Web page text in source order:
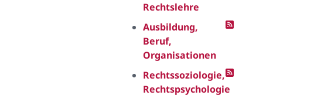
Rechtslehre
Ausbildung,
Beruf,
Organisationen
Rechtssoziologie,
Rechtspsychologie